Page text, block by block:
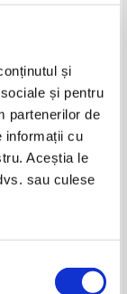
și
și pentru
partenerilor de
informații cu
Aceștia le
sau culese
- Saga Daringham
-15%